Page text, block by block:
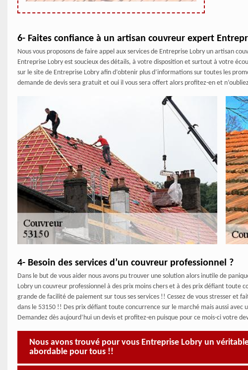
6- Faites confiance à un artisan couvreur expert
Nous vous proposons de faire appel aux services de Entreprise Lobry un artisan
Entreprise Lobry est soucieux des détails, à votre disposition et surtout à votre
sur le site de Entreprise Lobry afin d’obtenir plus d’informations sur toutes les
demande de devis sera gratuit et oui il vous sera offert alors profitez-en et
4- Besoin des services d’un couvreur professionnel ?
Dans le but de vous aider nous avons pu trouver une solution alors inutile de
Lobry un couvreur professionnel à des prix moins chers et à des prix défiant toute
grande de facilité de paiement sur tous ses services !! Cessez de vous stresser et
dans le 53150 !! Des prix défiant toute concurrence sur le marché mais aussi avec
Demandez dès aujourd’hui un devis et profitez-en puisque pour ce mois-ci votre
Nous avons trouvé pour vous Entreprise Lobry un
abordable pour tous !!